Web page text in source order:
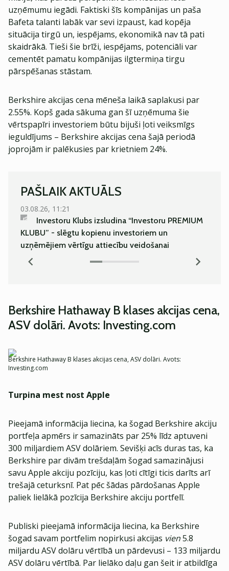
uzņēmumu iegādi. Faktiski šīs kompānijas un paša
Bafeta talanti labāk var sevi izpaust, kad kopēja
situācija tirgū un, iespējams, ekonomikā nav tā pati
skaidrākā. Tieši šie brīži, iespējams, potenciāli var
cementēt pamatu kompānijas ilgtermiņa tirgu
pārspēšanas stāstam.
Berkshire akcijas cena mēneša laikā saplakusi par
2.55%. Kopš gada sākuma gan šī uzņēmuma šie
vērtspapīri investoriem būtu bijuši ļoti veiksmīgs
ieguldījums – Berkshire akcijas cena šajā periodā
joprojām ir palēkusies par krietniem 24%.
PAŠLAIK AKTUĀLS
03.08.26, 11:21
Investoru Klubs izsludina “Investoru PREMIUM
KLUBU” - slēgtu kopienu investoriem un
uzņēmējiem vērtīgu attiecību veidošanai
Berkshire Hathaway B klases akcijas cena,
ASV dolāri. Avots: Investing.com
Berkshire Hathaway B klases akcijas cena, ASV dolāri. Avots:
Investing.com
Turpina mest nost Apple
Pieejamā informācija liecina, ka šogad Berkshire akciju
portfeļa apmērs ir samazināts par 25% līdz aptuveni
300 miljardiem ASV dolāriem. Sevišķi acīs duras tas, ka
Berkshire par divām trešdaļām šogad samazinājusi
savu Apple akciju pozīciju, kas ļoti cītīgi ticis darīts arī
trešajā ceturksnī. Pat pēc šādas pārdošanas Apple
paliek lielākā pozīcija Berkshire akciju portfelī.
Publiski pieejamā informācija liecina, ka Berkshire
šogad savam portfelim nopirkusi akcijas vien5.8
miljardu ASV dolāru vērtībā un pārdevusi – 133 miljardu
ASV dolāru vērtībā. Par lielāko daļu gan šeit ir atbildīga